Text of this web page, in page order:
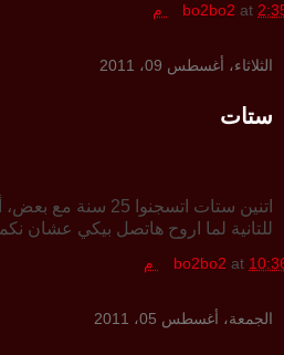
bo2bo2 at م
الثلاثاء، أغسطس 09، 2011
ستات
اتنين ستات اتسجنوا
للتانية لما اروح هاتصل بيكي عشان
bo2bo2 at م
الجمعة، أغسطس 05، 2011